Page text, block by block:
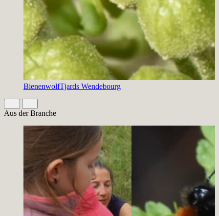
BienenwolfTjards Wendebourg
Slide 1 von 2 aktiv
Aus der Branche